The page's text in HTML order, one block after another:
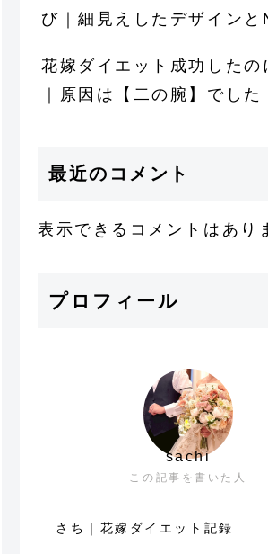
び｜細見えしたデザインと
花嫁ダイエット成功したの
｜原因は【二の腕】でした
最近のコメント
表示できるコメントはあり
プロフィール
この記事を書いた人
sachi
さち｜花嫁ダイエット記録